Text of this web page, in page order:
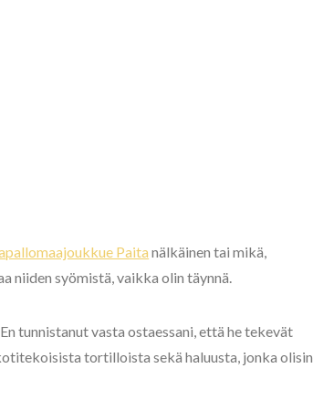
Paita nälkäinen tai mikä,
niiden syömistä, vaikka olin täynnä.
tunnistanut vasta ostaessani, että he tekevät
tortilloista sekä haluusta, jonka olisin